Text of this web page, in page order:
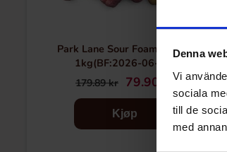
Denna
Vi
sociala
till de
med
Park Lane Sour Foam Babies
1kg(BF:2026-06-03)
179.89 kr 79.90 kr
Kjøp